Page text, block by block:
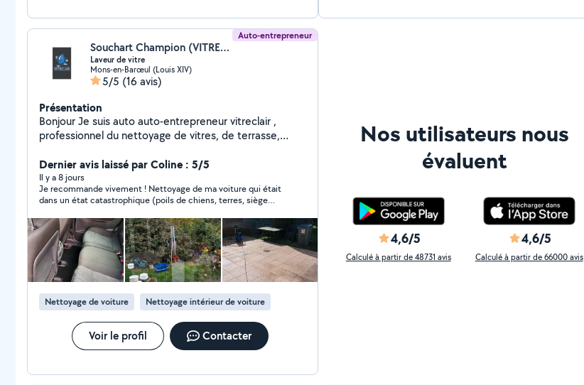
Auto-entrepreneur
Souchart Champion (VITRECLAIR)
Laveur de vitre
Mons-en-Barœul (Louis XIV)
5/5 (16 avis)
Présentation
Bonjour Je suis auto auto-entrepreneur vitreclair ,
professionnel du nettoyage de vitres, de terrasse,
siège auto, moquette) Sérieux, travail soigner et
rapide, ponctuel et à l'écoute de mes clients.
J'interviens auprès des particuliers et des
professionnels pour redonner de la propreté et de la
brillance à vos espaces et véhicules dans 59 et 62
veuillez me contacter sur insta (vitreclairpro)
Dernier avis laissé par Coline : 5/5
Il y a 8 jours
Je recommande vivement ! Nettoyage de ma voiture qui était
dans un état catastrophique (poils de chiens, terres, siège
voiture est comme neuve
Nettoyage de voiture Nettoyage intérieur de voiture
Voir le profil Contacter
Nos utilisateurs nous
évaluent
4,6/5
Calculé à partir de 48731 avis
4,6/5
Calculé à partir de 66000 avis